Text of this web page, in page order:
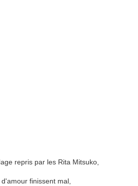
repris par les Rita Mitsuko,
finissent mal,